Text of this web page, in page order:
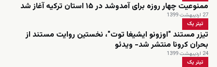
ممنوعیت چهار روزه برای آمدوشد در ۱۵ استان ترکیه آغاز شد
27 اردیبهشت 1399
تیتر یک
تیزر مستند "اوزونو ایشیغا توت"، نخستین روایت مستند از
بحران کرونا منتشر شد- ویدئو
24 اردیبهشت 1399
تیتر یک